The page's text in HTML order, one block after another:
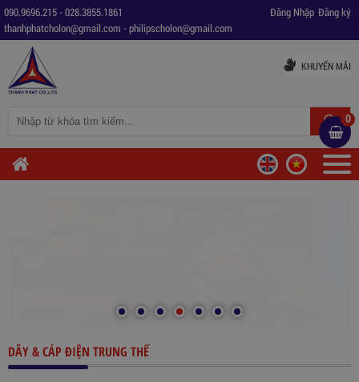
090.9696.215- 028.3855.1861
thanhphatcholon@gmail.com - philipscholon@gmail.com
Đăng ký
Đăng Nhập
KHUYẾN MÃI
0
DÂY & CÁP ĐIỆN TRUNG THẾ